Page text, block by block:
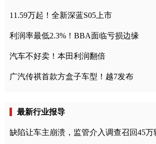
11.59万起！全新深蓝S05上市
利润率最低2.3%！BBA面临亏损边缘
汽车不好卖！本田利润翻倍
广汽传祺首款方盒子车型！越7发布
最新行业报导
缺陷让车主崩溃，监管介入调查召回45万